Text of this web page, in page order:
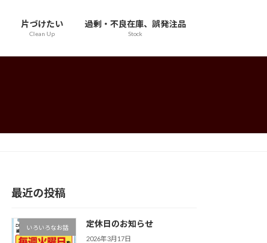
片づけたい
Clean Up
過剰・不良在庫、誤発注品
Stock
最近の投稿
いろいろなお話 定休日のお知らせ
2026年3月17日